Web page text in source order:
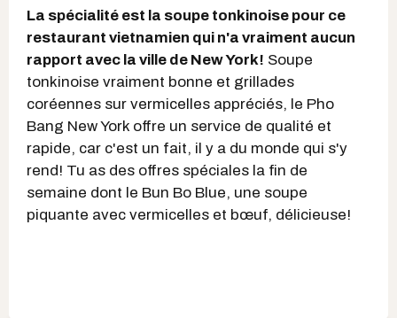
La spécialité est la soupe tonkinoise pour ce
restaurant vietnamien qui n'a vraiment aucun
rapport avec la ville de New York! Soupe
tonkinoise vraiment bonne et grillades
coréennes sur vermicelles appréciés, le Pho
Bang New York offre un service de qualité et
rapide, car c'est un fait, il y a du monde qui s'y
rend! Tu as des offres spéciales la fin de
semaine dont le Bun Bo Blue, une soupe
piquante avec vermicelles et bœuf, délicieuse!